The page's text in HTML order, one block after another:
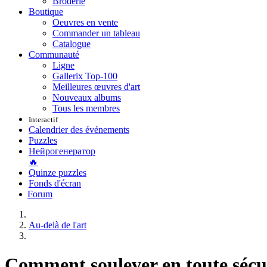
Boutique
Oeuvres en vente
Commander un tableau
Catalogue
Communauté
Ligne
Gallerix Top-100
Meilleures œuvres d'art
Nouveaux albums
Tous les membres
Interactif
Calendrier des événements
Puzzles
Нейрогенератор
🔥
Quinze puzzles
Fonds d'écran
Forum
Au-delà de l'art